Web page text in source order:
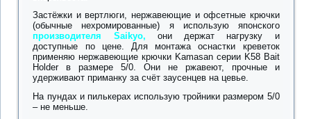
Застёжки и вертлюги, нержавеющие и офсетные крючки
(обычные нехромированные) я использую японского
производителя Saikyo, они держат нагрузку и
доступные по цене. Для монтажа оснастки креветок
применяю нержавеющие крючки Kamasan серии K58 Bait
Holder в размере 5/0. Они не ржавеют, прочные и
удерживают приманку за счёт заусенцев на цевье.
На пундах и пилькерах использую тройники размером 5/0
– не меньше.